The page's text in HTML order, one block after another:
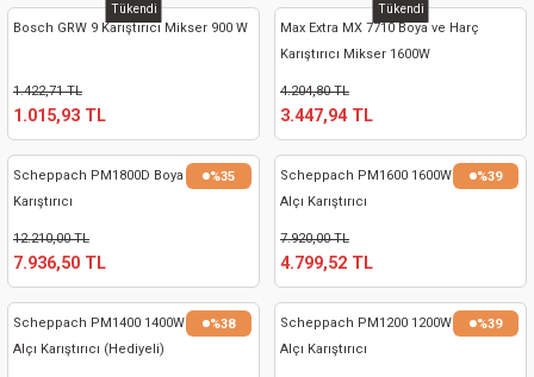
Mak.
Tükendi
Bosch GRW 9 Karıştırıcı Mikser 900 W
1.422,71 TL
1.015,93 TL
Tükendi
Max Extra MX 7710 Boya ve Harç
Karıştırıcı Mikser 1600W
4.204,80 TL
3.447,94 TL
%35
Scheppach PM1800D Boya ve Alçı
Karıştırıcı
12.210,00 TL
7.936,50 TL
%39
Scheppach PM1600 1600W Boya ve
Alçı Karıştırıcı
7.920,00 TL
4.799,52 TL
%38
Scheppach PM1400 1400W Boya ve
Alçı Karıştırıcı (Hediyeli)
%39
Scheppach PM1200 1200W Boya ve
Alçı Karıştırıcı